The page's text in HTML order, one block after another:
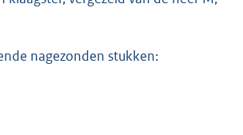
nagezonden stukken: